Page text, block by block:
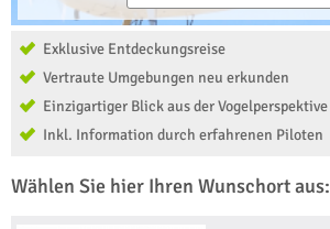
Exklusive Entdeckungsreise
Vertraute Umgebungen neu erkunden
Einzigartiger Blick aus der Vogelperspektive
Inkl. Information durch erfahrenen Piloten
Wählen Sie hier Ihren Wunschort aus: